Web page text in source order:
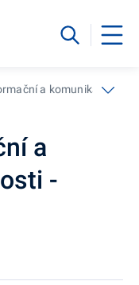
a komunikační
a
-